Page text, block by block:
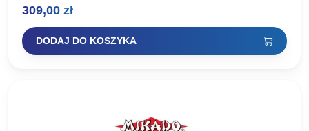
charakteryzuje się specyficzną,mięsistą…
309,00 zł
DODAJ DO KOSZYKA